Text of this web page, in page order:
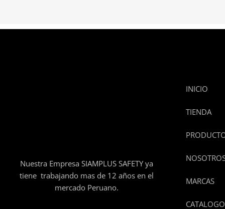
Nuestra Empresa SIAMPLUS SAFETY ya
tiene trabajando mas de 12 años en el
mercado Peruano.
INICIO
TIENDA
MARCAS
CATALOGO